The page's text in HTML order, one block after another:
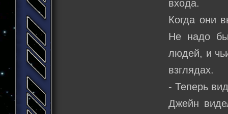
входа.
Когда они
Не надо
людей, и
взглядах.
- Теперь
Джейн